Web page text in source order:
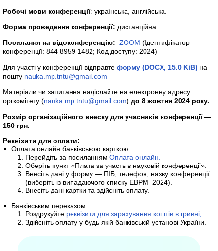
Робочі мови конференції: українська, англійська.
Форма проведення конференції: дистанційна
Посилання на відоконференцію: ZOOM (Ідентифікатор
конференції: 844 8959 1482; Код доступу: 2024)
Для участі у конференції відправте форму (DOCX, 15.0 KiB) на
пошту nauka.mp.tntu@gmail.com
Матеріали чи запитання надіслайте на електронну адресу
оргкомітету (nauka.mp.tntu@gmail.com) до 8 жовтня 2024 року.
Розмір організаційного внеску для учасників конференції —
150 грн.
Реквізити для оплати:
Оплата онлайн банківською карткою:
Перейдіть за посиланнямОплата онлайн.
Оберіть пункт «Плата за участь в науковій конференції».
Внесіть дані у форму — ПІБ, телефон, назву конференції
(виберіть із випадаючого списку EBPM_2024).
Внесіть дані картки та здійсніть оплату.
Банківським переказом:
Роздрукуйте реквізити для зарахування коштів в гривні;
Здійсніть оплату у будь якій банківській установі України.